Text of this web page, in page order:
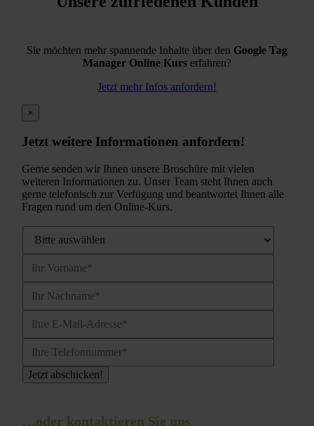
Sie möchten mehr spannende Inhalte über den Google Tag
Manager Online Kurs erfahren?
Jetzt mehr Infos anfordern!
×
Jetzt weitere Informationen anfordern!
Gerne senden wir Ihnen unsere Broschüre mit vielen
weiteren Informationen zu. Unser Team steht Ihnen auch
gerne telefonisch zur Verfügung und beantwortet Ihnen alle
Fragen rund um den Online-Kurs.
…oder kontaktieren Sie uns